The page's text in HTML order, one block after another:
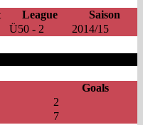
League
Saison
Ü50 - 2 2014/15
Goals
2
7